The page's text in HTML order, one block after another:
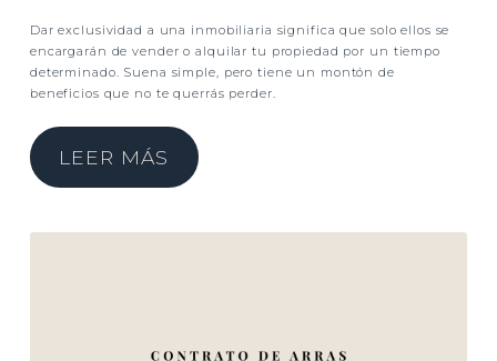
Dar exclusividad a una inmobiliaria significa que solo ellos se
encargarán de vender o alquilar tu propiedad por un tiempo
determinado. Suena simple, pero tiene un montón de
beneficios que no te querrás perder.
LEER MÁS